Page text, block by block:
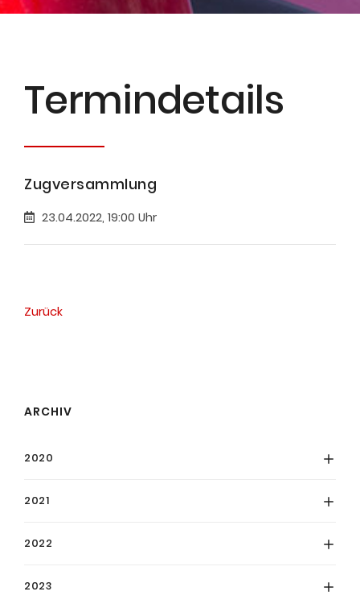
Termin­details
Zugversammlung
23.04.2022, 19:00 Uhr
Zurück
ARCHIV
2020
2021
2022
2023